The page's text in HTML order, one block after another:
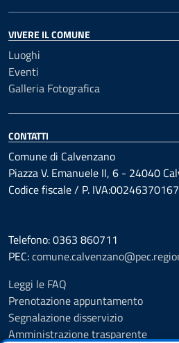
VIVERE IL COMUNE
Luoghi
Eventi
Galleria Fotografica
CONTATTI
Comune di Calvenzano
Piazza V. Emanuele II, 6 - 24040
Codice fiscale / P. IVA:00246370167
Telefono: 0363 860711
PEC:
Leggi le FAQ
Prenotazione appuntamento
Segnalazione disservizio
Amministrazione trasparente